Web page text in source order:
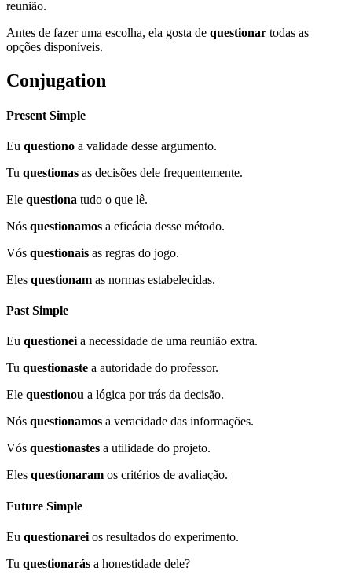
reunião.
Antes de fazer uma escolha, ela gosta de questionar todas as
opções disponíveis.
Conjugation
Present Simple
Eu questiono a validade desse argumento.
Tu questionas as decisões dele frequentemente.
Ele questiona tudo o que lê.
Nós questionamos a eficácia desse método.
Vós questionais as regras do jogo.
Eles questionam as normas estabelecidas.
Past Simple
Eu questionei a necessidade de uma reunião extra.
Tu questionaste a autoridade do professor.
Ele questionou a lógica por trás da decisão.
Nós questionamos a veracidade das informações.
Vós questionastes a utilidade do projeto.
Eles questionaram os critérios de avaliação.
Future Simple
Eu questionarei os resultados do experimento.
Tu questionarás a honestidade dele?